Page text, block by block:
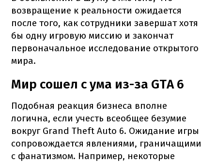
возвращение к реальности ожидается
после того, как сотрудники завершат хотя
бы одну игровую миссию и закончат
первоначальное исследование открытого
мира.
Мир сошел с ума из-за GTA 6
Подобная реакция бизнеса вполне
логична, если учесть всеобщее безумие
вокруг Grand Theft Auto 6. Ожидание игры
сопровождается явлениями, граничащими
с фанатизмом. Например, некоторые